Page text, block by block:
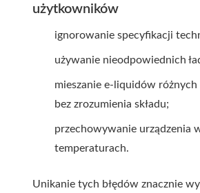
użytkowników
ignorowanie specyfikacji
używanie nieodpowiednich
mieszanie e-liquidów
bez zrozumienia składu;
przechowywanie urządzenia
temperaturach.
Unikanie tych błędów znacznie